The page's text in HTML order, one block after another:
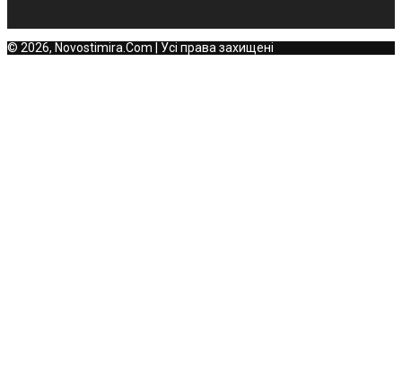
© 2026, Novostimira.Com | Усі права захищені